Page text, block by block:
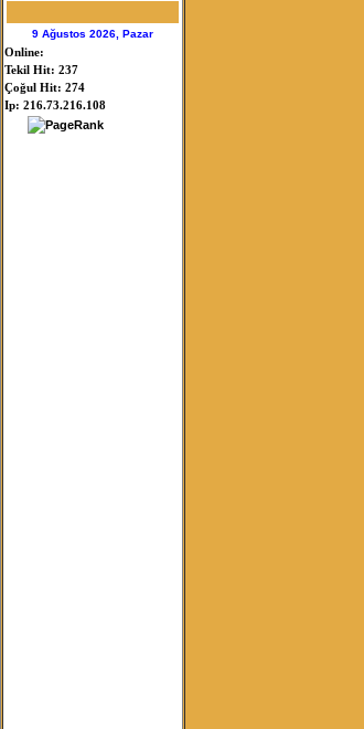
9 Ağustos 2026, Pazar
Online:
Tekil Hit: 237
Çoğul Hit: 274
Ip: 216.73.216.108